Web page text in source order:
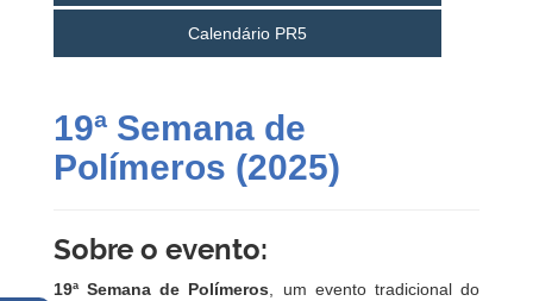
Calendário PR5
19ª Semana de
Polímeros (2025)
Sobre o evento:
19ª Semana de Polímeros , um evento tradicional do